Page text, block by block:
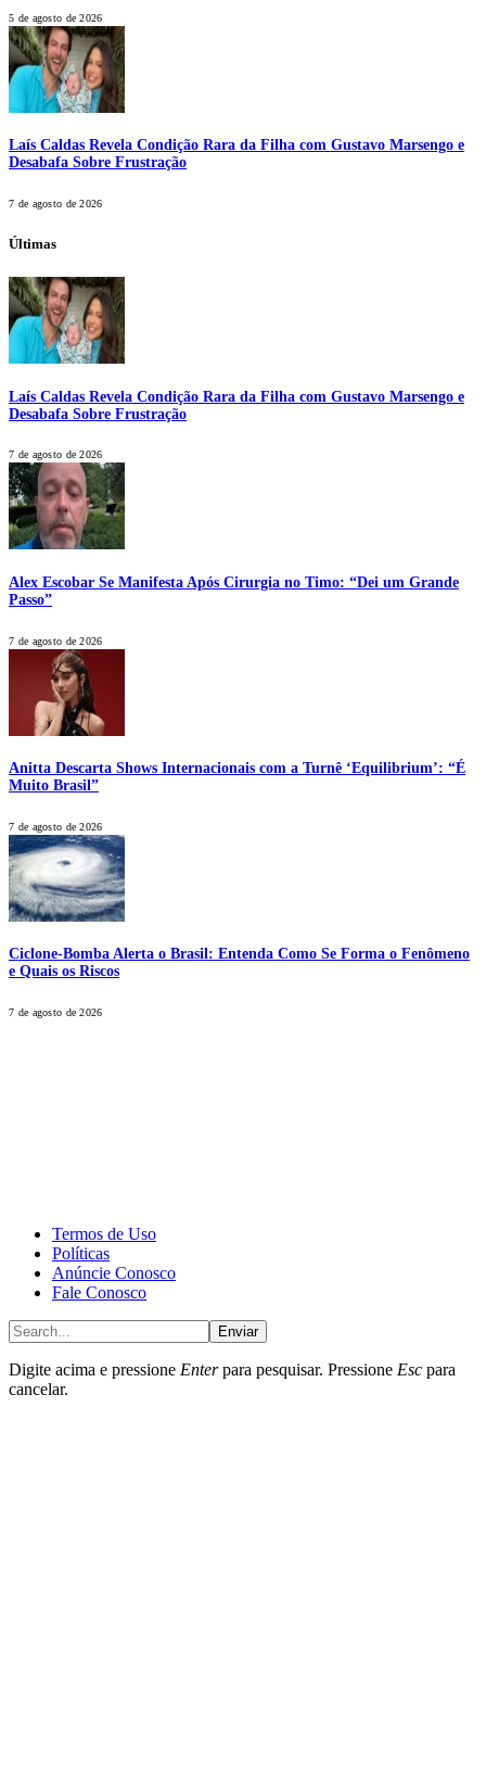
5 de agosto de 2026
Laís Caldas Revela Condição Rara da Filha com Gustavo Marsengo e
Desabafa Sobre Frustração
7 de agosto de 2026
Últimas
Laís Caldas Revela Condição Rara da Filha com Gustavo Marsengo e
Desabafa Sobre Frustração
7 de agosto de 2026
Alex Escobar Se Manifesta Após Cirurgia no Timo: “Dei um Grande
Passo”
7 de agosto de 2026
Anitta Descarta Shows Internacionais com a Turnê ‘Equilibrium’: “É
Muito Brasil”
7 de agosto de 2026
Ciclone-Bomba Alerta o Brasil: Entenda Como Se Forma o Fenômeno
e Quais os Riscos
7 de agosto de 2026
Termos de Uso
Políticas
Anúncie Conosco
Fale Conosco
Enviar
Digite acima e pressione Enterpara pesquisar. Pressione Esc para
cancelar.